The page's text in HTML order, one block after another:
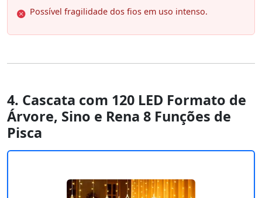
Possível fragilidade dos fios em uso intenso.
4. Cascata com 120 LED Formato de
Árvore, Sino e Rena 8 Funções de
Pisca